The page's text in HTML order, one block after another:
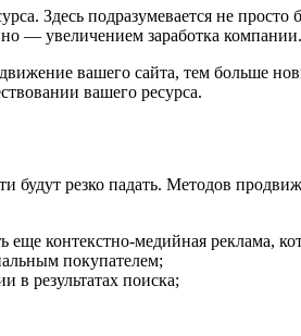
Здесь подразумевается не просто
— увеличением заработка компании.
вашего сайта, тем больше
вашего ресурса.
будут резко падать. Методов
еще контекстно-медийная реклама,
покупателем;
в результатах поиска;